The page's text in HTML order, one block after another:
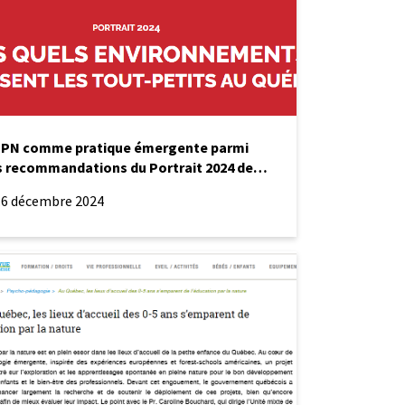
comme pratique émergente parmi
recommandations du Portrait 2024 de
décembre 2024